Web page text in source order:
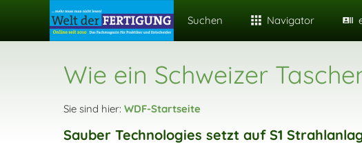
Suchen Navigator
Wie ein Schweizer
Sie sind hier: WDF-Startseite
Sauber Technologies setzt auf S1